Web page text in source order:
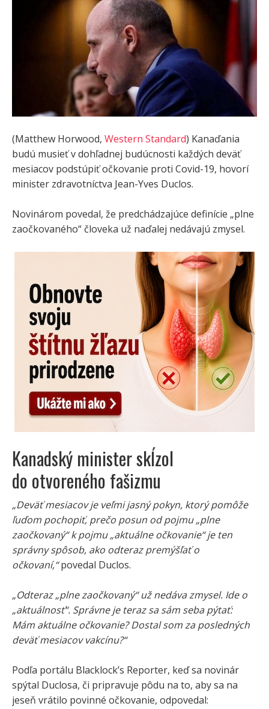
(Matthew Horwood, Western Standard) Kanaďania
budú musieť v dohľadnej budúcnosti každých deväť
mesiacov podstúpiť očkovanie proti Covid-19, hovorí
minister zdravotníctva Jean-Yves Duclos.
Novinárom povedal, že predchádzajúce definície „plne
zaočkovaného“ človeka už naďalej nedávajú zmysel.
Kanadský minister skĺzol
do otvoreného fašizmu
„Deväť mesiacov je veľmi jasný pokyn, ktorý pomôže
ľuďom pochopiť, prečo posun od pojmu „plne
zaočkovaný“ k pojmu „aktuálne očkovanie“ je ten
správny spôsob, ako odteraz premýšľať o
očkovaní,“povedal Duclos.
„Odteraz „plne zaočkovaný“ už nedáva zmysel. Ide o
„aktuálnosť“. Správne je teraz sa sám seba pýtať:
Mám aktuálne očkovanie? Dostal som za posledných
deväť mesiacov vakcínu?“
Podľa portálu Blacklock’s Reporter, keď sa novinár
spýtal Duclosa, či pripravuje pôdu na to, aby sa na
jeseň vrátilo povinné očkovanie, odpovedal: